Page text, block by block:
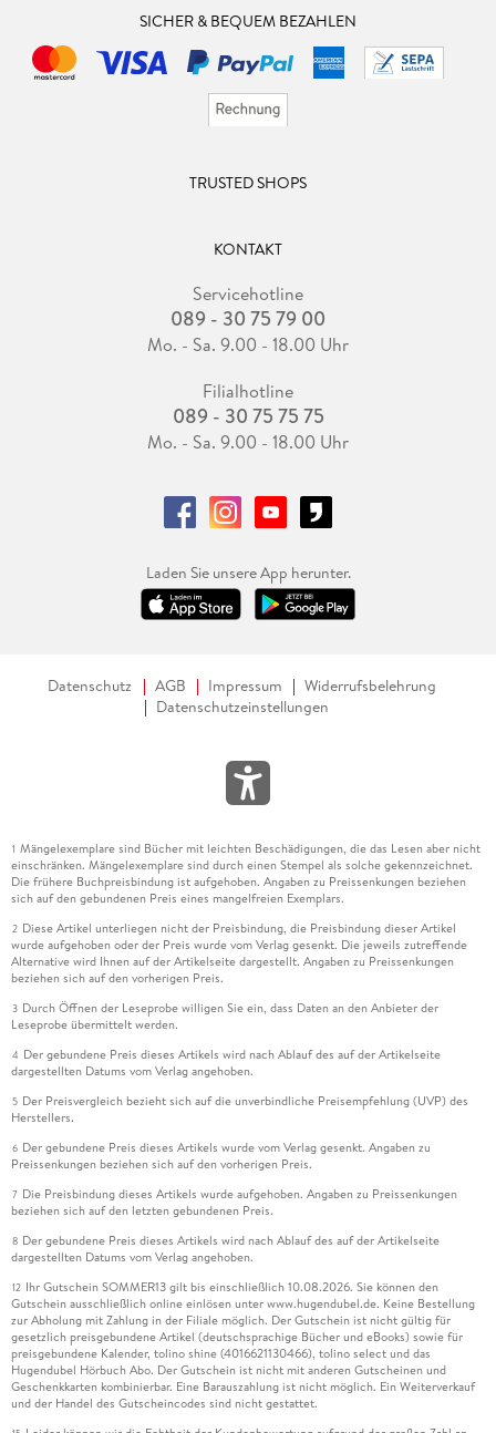
SICHER & BEQUEM BEZAHLEN
TRUSTED SHOPS
KONTAKT
Servicehotline
089 - 30 75 79 00
Mo. - Sa. 9.00 - 18.00 Uhr
Filialhotline
089 - 30 75 75 75
Mo. - Sa. 9.00 - 18.00 Uhr
Laden Sie unsere App herunter.
Datenschutz AGB Impressum
Widerrufsbelehrung
Datenschutzeinstellungen
1 Mängelexemplare sind Bücher mit leichten Beschädigungen, die das Lesen aber nicht
einschränken. Mängelexemplare sind durch einen Stempel als solche gekennzeichnet.
Die frühere Buchpreisbindung ist aufgehoben. Angaben zu Preissenkungen beziehen
sich auf den gebundenen Preis eines mangelfreien Exemplars.
2 Diese Artikel unterliegen nicht der Preisbindung, die Preisbindung dieser Artikel
wurde aufgehoben oder der Preis wurde vom Verlag gesenkt. Die jeweils zutreffende
Alternative wird Ihnen auf der Artikelseite dargestellt. Angaben zu Preissenkungen
beziehen sich auf den vorherigen Preis.
3 Durch Öffnen der Leseprobe willigen Sie ein, dass Daten an den Anbieter der
Leseprobe übermittelt werden.
4 Der gebundene Preis dieses Artikels wird nach Ablauf des auf der Artikelseite
dargestellten Datums vom Verlag angehoben.
5 Der Preisvergleich bezieht sich auf die unverbindliche Preisempfehlung (UVP) des
Herstellers.
6 Der gebundene Preis dieses Artikels wurde vom Verlag gesenkt. Angaben zu
Preissenkungen beziehen sich auf den vorherigen Preis.
7 Die Preisbindung dieses Artikels wurde aufgehoben. Angaben zu Preissenkungen
beziehen sich auf den letzten gebundenen Preis.
8 Der gebundene Preis dieses Artikels wird nach Ablauf des auf der Artikelseite
dargestellten Datums vom Verlag angehoben.
12 Ihr Gutschein SOMMER13 gilt bis einschließlich 10.08.2026. Sie können den
Gutschein ausschließlich online einlösen unter www.hugendubel.de. Keine Bestellung
zur Abholung mit Zahlung in der Filiale möglich. Der Gutschein ist nicht gültig für
gesetzlich preisgebundene Artikel (deutschsprachige Bücher und eBooks) sowie für
preisgebundene Kalender, tolino shine (4016621130466), tolino select und das
Hugendubel Hörbuch Abo. Der Gutschein ist nicht mit anderen Gutscheinen und
Geschenkkarten kombinierbar. Eine Barauszahlung ist nicht möglich. Ein Weiterverkauf
und der Handel des Gutscheincodes sind nicht gestattet.